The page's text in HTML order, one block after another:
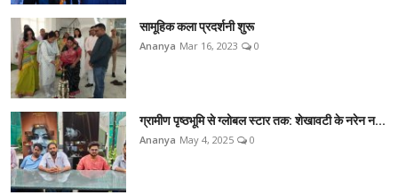
सामूहिक कला प्रदर्शनी शुरू
Ananya Mar 16, 2023 0
ग्रामीण पृष्ठभूमि से ग्लोबल स्टार तक: शेखावटी के नरेन न...
Ananya May 4, 2025 0